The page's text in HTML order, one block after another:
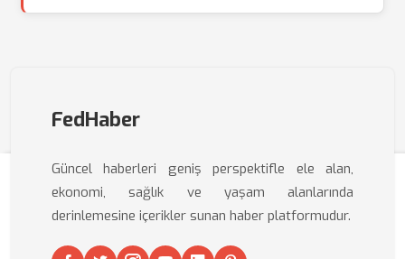
FedHaber
Güncel haberleri geniş perspektifle ele alan,
ekonomi, sağlık ve yaşam alanlarında
derinlemesine içerikler sunan haber platformudur.